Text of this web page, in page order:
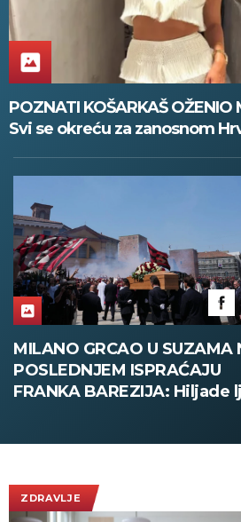
POZNATI KOŠARKAŠ
Svi se okreću za zanosnom
HAMBURG OBORIO
300.000 učesnika na Paradi
ponosa uz neviđene mere
ZDRAVLJE